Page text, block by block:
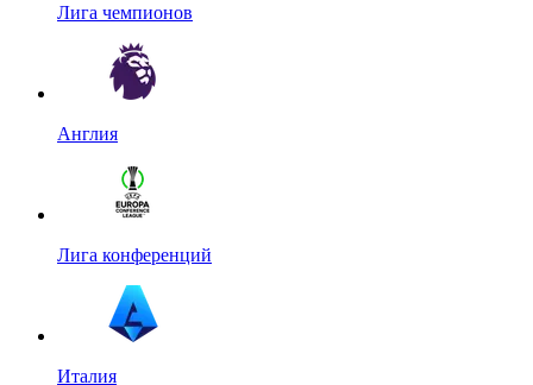
Лига чемпионов
Англия
Лига конференций
Италия